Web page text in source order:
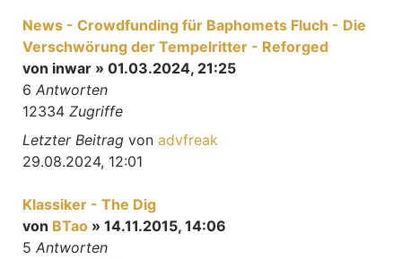
News - Crowdfunding für Baphomets Fluch - Die
Verschwörung der Tempelritter - Reforged
von inwar » 01.03.2024, 21:25
6 Antworten
12334 Zugriffe
Letzter Beitrag von advfreak
29.08.2024, 12:01
Klassiker - The Dig
von BTao » 14.11.2015, 14:06
5 Antworten